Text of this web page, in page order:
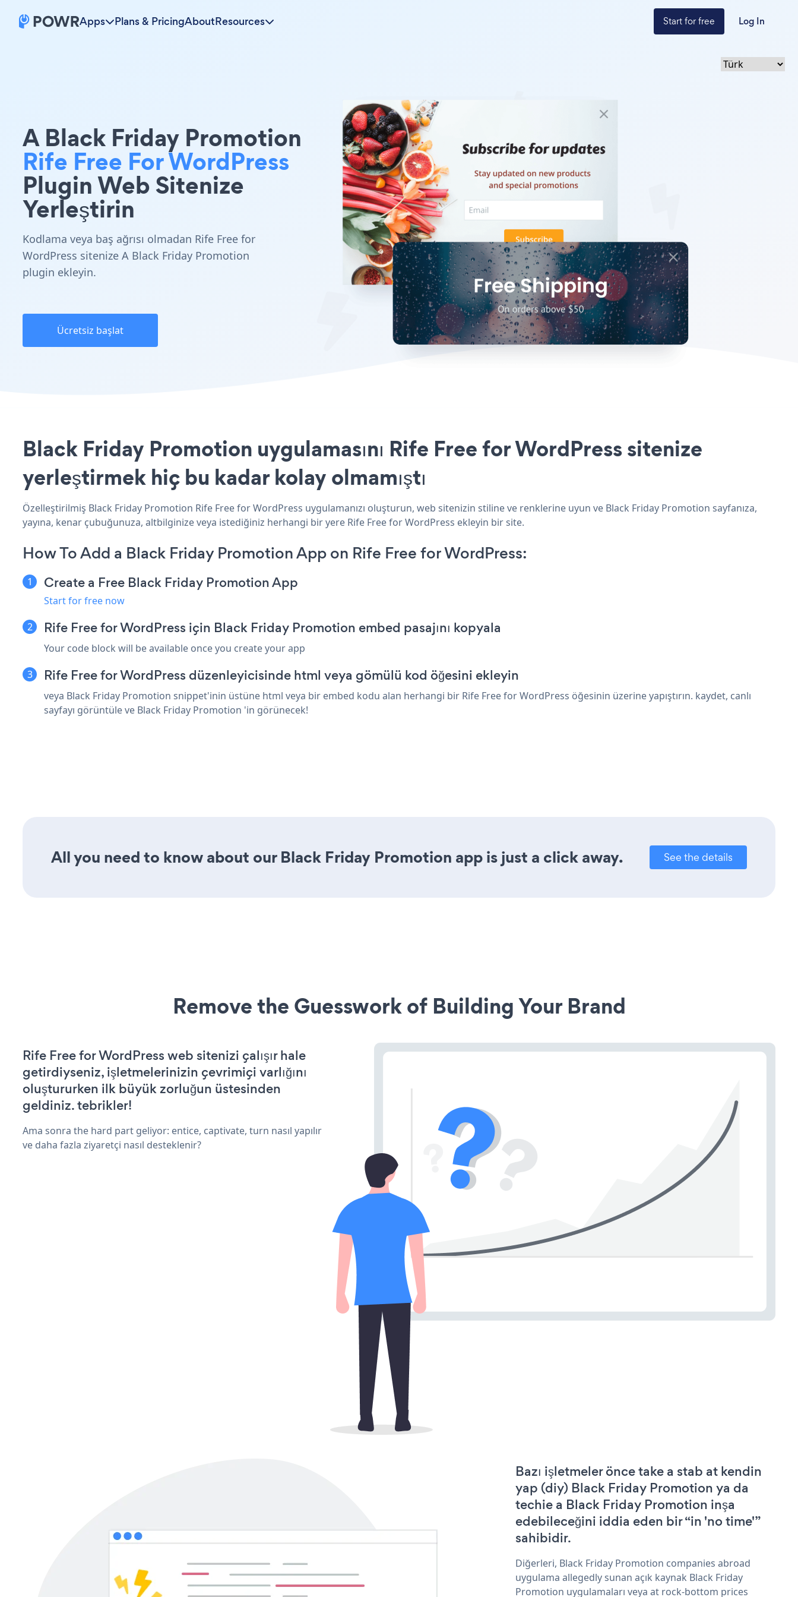
Apps Plans & PricingAboutResources Start for free Log In
A Black Friday Promotion
Rife Free For WordPress
Plugin Web Sitenize
Yerleştirin
Kodlama veya baş ağrısı olmadan Rife Free for
WordPress sitenize A Black Friday Promotion
plugin ekleyin.
Ücretsiz başlat
Black Friday Promotion uygulamasını Rife Free for WordPress sitenize
yerleştirmek hiç bu kadar kolay olmamıştı
Özelleştirilmiş Black Friday Promotion Rife Free for WordPress uygulamanızı oluşturun, web sitenizin stiline ve renklerine uyun ve Black Friday Promotion sayfanıza,
yayına, kenar çubuğunuza, altbilginize veya istediğiniz herhangi bir yere Rife Free for WordPress ekleyin bir site.
How To Add a Black Friday Promotion App on Rife Free for WordPress:
Create a Free Black Friday Promotion App
Start for free now
Rife Free for WordPress için Black Friday Promotion embed pasajını kopyala
Your code block will be available once you create your app
Rife Free for WordPress düzenleyicisinde html veya gömülü kod öğesini ekleyin
veya Black Friday Promotion snippet'inin üstüne html veya bir embed kodu alan herhangi bir Rife Free for WordPress öğesinin üzerine yapıştırın. kaydet, canlı
sayfayı görüntüle ve Black Friday Promotion 'in görünecek!
All you need to know about our Black Friday Promotion app is just a click away. See the details
Remove the Guesswork of Building Your Brand
Rife Free for WordPress web sitenizi çalışır hale
getirdiyseniz, işletmelerinizin çevrimiçi varlığını
oluştururken ilk büyük zorluğun üstesinden
geldiniz. tebrikler!
Ama sonra the hard part geliyor: entice, captivate, turn nasıl yapılır
ve daha fazla ziyaretçi nasıl desteklenir?
Bazı işletmeler önce take a stab at kendin
yap (diy) Black Friday Promotion ya da
techie a Black Friday Promotion inşa
edebileceğini iddia eden bir “in 'no time'”
sahibidir.
Diğerleri, Black Friday Promotion companies abroad
uygulama allegedly sunan açık kaynak Black Friday
Promotion uygulamaları veya at rock-bottom prices